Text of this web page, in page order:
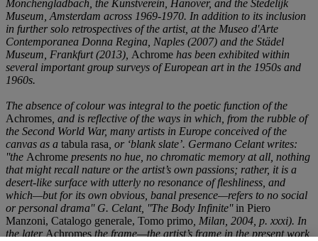
Mönchengladbach, the Kunstverein, Hanover, and the Stedelijk
Museum, Amsterdam across 1969-1970. In addition to its inclusion
in further solo retrospectives of the artist, at the Museo d'Arte
Contemporanea Donna Regina, Naples (2007) and the Städel
Museum, Frankfurt (2013), Achrome has been exhibited within
several important group surveys of European art in the 1950s and
1960s.
The absence of colour was integral to the poetic function of the
Achromes , and is reflective of the ways in which, from the rubble of
the Second World War, many artists in Europe conceived of the
canvas as a tabula rasa , or ‘blank slate’. Germano Celant writes:
''the Achrome presents no hue, no chromatic memory at all, nothing
that might recall nature or the artist’s own passions; rather, it is a
desert-like surface with utterly no resonance of fleshliness, and
which—but for its own obvious, banal presence—refers to no social
or personal drama'' G. Celant, ''The Body Infinite'' in Piero
Manzoni, Catalogo generale, Tomo primo , Milan, 2004, p. xxxi). In
the later Achromes the frame—the artist’s frame in the present work